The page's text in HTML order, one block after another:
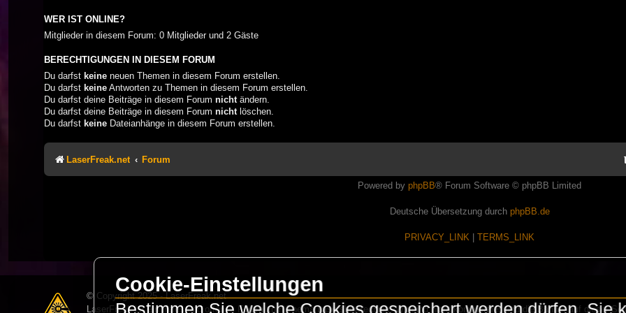
WER IST ONLINE?
Mitglieder in diesem Forum: 0 Mitglieder und 2 Gäste
BERECHTIGUNGEN IN DIESEM FORUM
Du darfst keine neuen Themen in diesem Forum erstellen.
Du darfst keine Antworten zu Themen in diesem Forum erstellen.
Du darfst deine Beiträge in diesem Forum nicht ändern.
Du darfst deine Beiträge in diesem Forum nicht löschen.
Du darfst keine Dateianhänge in diesem Forum erstellen.
LaserFreak.net Forum
Powered by phpBB® Forum Software © phpBB Limited
Deutsche Übersetzung durch phpBB.de
PRIVACY_LINK TERMS_LINK
© Copyright 2025 - LaserFreak.net
LaserFreak ist ein freies und offenes Forum zum Thema Lasershowtechnik. Wir sind nicht kommerziell und die Banner auf dieser
Cookie-Einstellungen
Bestimmen Sie welche Cookies gespeichert werden dürfen. Sie